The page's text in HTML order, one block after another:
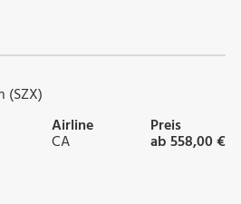
(SZX)
Airline
CA
Preis
ab 558,00 €